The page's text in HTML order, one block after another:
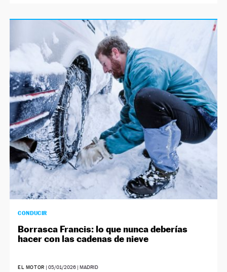
CONDUCIR
Borrasca Francis: lo que nunca deberías
hacer con las cadenas de nieve
EL MOTOR | 05/01/2026| MADRID